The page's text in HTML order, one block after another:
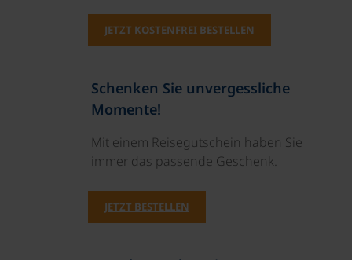
JETZT KOSTENFREI BESTELLEN
Schenken Sie unvergessliche
Momente!
Mit einem Reisegutschein haben Sie
immer das passende Geschenk.
JETZT BESTELLEN